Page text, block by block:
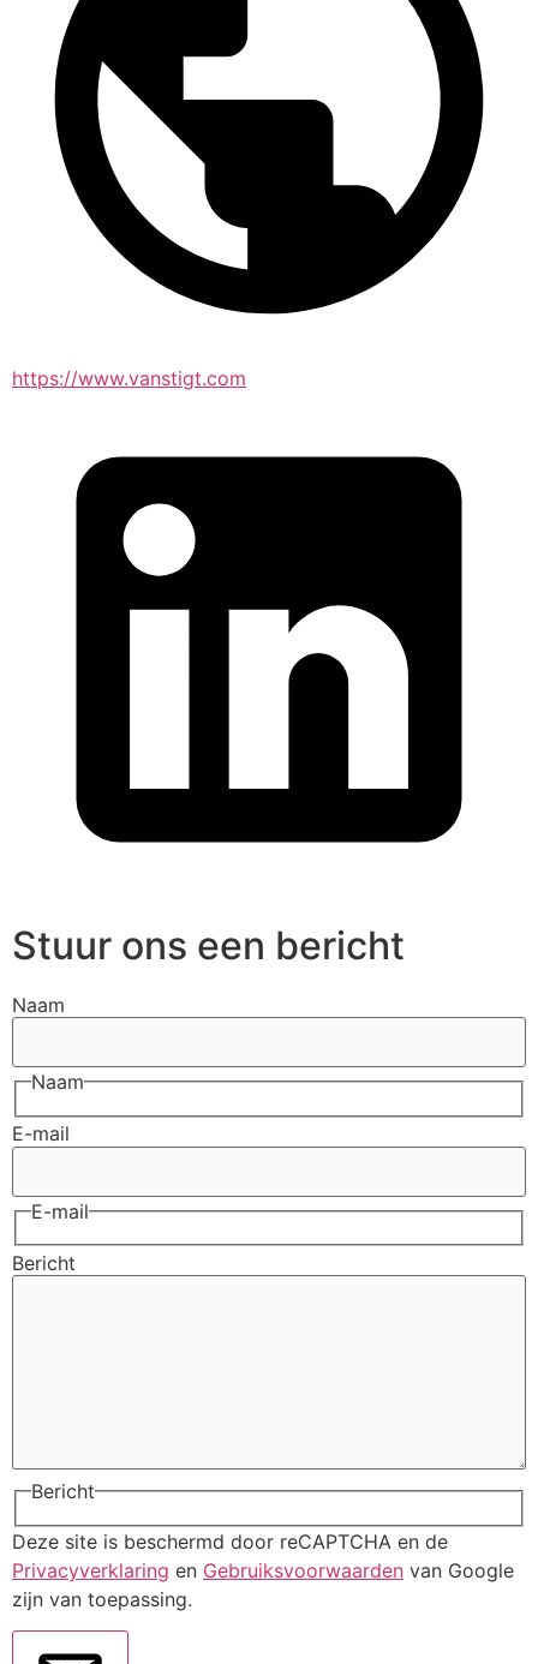
https://www.vanstigt.com
Stuur ons een bericht
Naam
Naam
E-mail
E-mail
Bericht
Bericht
Deze site is beschermd door reCAPTCHA en de
Privacyverklaring en Gebruiksvoorwaarden van Google
zijn van toepassing.